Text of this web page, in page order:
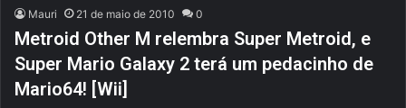
Mauri 21 de maio de 2010 0
Metroid Other M relembra Super Metroid, e
Super Mario Galaxy 2 terá um pedacinho de
Mario64! [Wii]